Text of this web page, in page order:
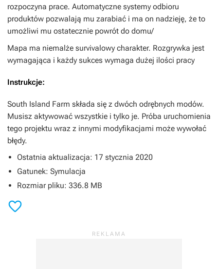
rozpoczyna prace. Automatyczne systemy odbioru
produktów pozwalają mu zarabiać i ma on nadzieję, że to
umożliwi mu ostatecznie powrót do domu/
Mapa ma niemalże survivalowy charakter. Rozgrywka jest
wymagająca i każdy sukces wymaga dużej ilości pracy
Instrukcje:
South Island Farm składa się z dwóch odrębnych modów.
Musisz aktywować wszystkie i tylko je. Próba uruchomienia
tego projektu wraz z innymi modyfikacjami może wywołać
błędy.
Ostatnia aktualizacja: 17 stycznia 2020
Gatunek: Symulacja
Rozmiar pliku: 336.8 MB
